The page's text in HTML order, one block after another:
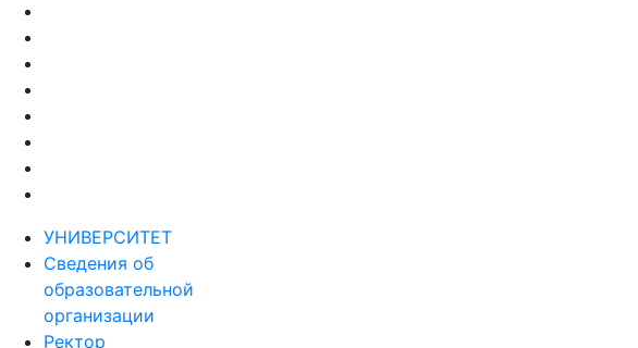
УНИВЕРСИТЕТ
Сведения об
образовательной
организации
Ректор